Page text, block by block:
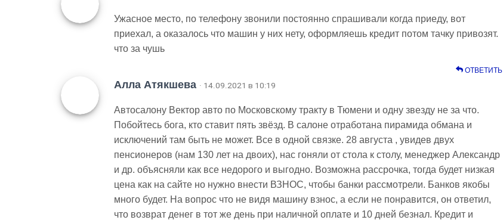
Ужасное место, по телефону звонили постоянно спрашивали когда приеду, вот
приехал, а оказалось что машин у них нету, оформляешь кредит потом тачку привозят.
что за чушь
ОТВЕТИТЬ
Алла Атякшева · 14.09.2021 в 10:19
Автосалону Вектор авто по Московскому тракту в Тюмени и одну звезду не за что.
Побойтесь бога, кто ставит пять звёзд. В салоне отработана пирамида обмана и
исключений там быть не может. Все в одной связке. 28 августа , увидев двух
пенсионеров (нам 130 лет на двоих), нас гоняли от стола к столу, менеджер Александр
и др. объясняли как все недорого и выгодно. Возможна рассрочка, тогда будет низкая
цена как на сайте но нужно внести ВЗНОС, чтобы банки рассмотрели. Банков якобы
много будет. На вопрос что не видя машину взнос, а если не понравится, он ответил,
что возврат денег в тот же день при наличной оплате и 10 дней безнал. Кредит и